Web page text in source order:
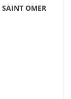
SAINT OMER